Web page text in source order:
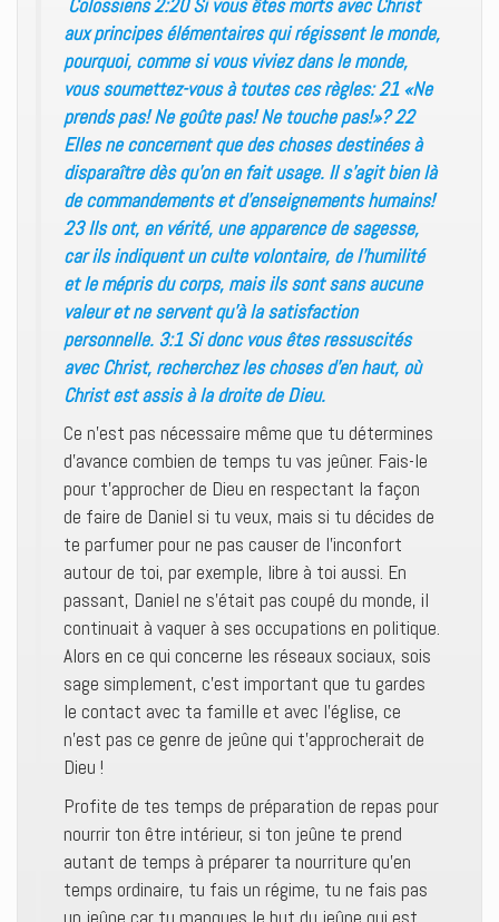
aux principes élémentaires qui régissent le monde,
pourquoi, comme si vous viviez dans le monde,
vous soumettez-vous à toutes ces règles: 21 «Ne
prends pas! Ne goûte pas! Ne touche pas!»? 22
Elles ne concernent que des choses destinées à
disparaître dès qu’on en fait usage. Il s’agit bien là
de commandements et d’enseignements humains!
23 Ils ont, en vérité, une apparence de sagesse,
car ils indiquent un culte volontaire, de l’humilité
et le mépris du corps, mais ils sont sans aucune
valeur et ne servent qu’à la satisfaction
personnelle. 3:1 Si donc vous êtes ressuscités
avec Christ, recherchez les choses d’en haut, où
Christ est assis à la droite de Dieu.
Ce n’est pas nécessaire même que tu détermines
d’avance combien de temps tu vas jeûner. Fais-le
pour t’approcher de Dieu en respectant la façon
de faire de Daniel si tu veux, mais si tu décides de
te parfumer pour ne pas causer de l’inconfort
autour de toi, par exemple, libre à toi aussi. En
passant, Daniel ne s’était pas coupé du monde, il
continuait à vaquer à ses occupations en politique.
Alors en ce qui concerne les réseaux sociaux, sois
sage simplement, c’est important que tu gardes
le contact avec ta famille et avec l’église, ce
n’est pas ce genre de jeûne qui t’approcherait de
Dieu !
Profite de tes temps de préparation de repas pour
nourrir ton être intérieur, si ton jeûne te prend
autant de temps à préparer ta nourriture qu’en
temps ordinaire, tu fais un régime, tu ne fais pas